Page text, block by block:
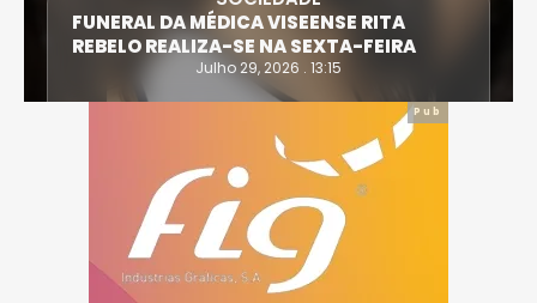
FUNERAL DA MÉDICA VISEENSE RITA
REBELO REALIZA-SE NA SEXTA-FEIRA
Julho 29, 2026 . 13:15
Pub